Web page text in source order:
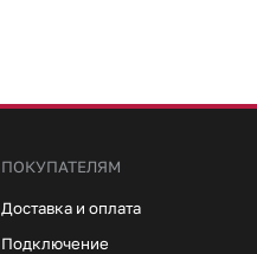
ПОКУПАТЕЛЯМ
Доставка и оплата
Подключение